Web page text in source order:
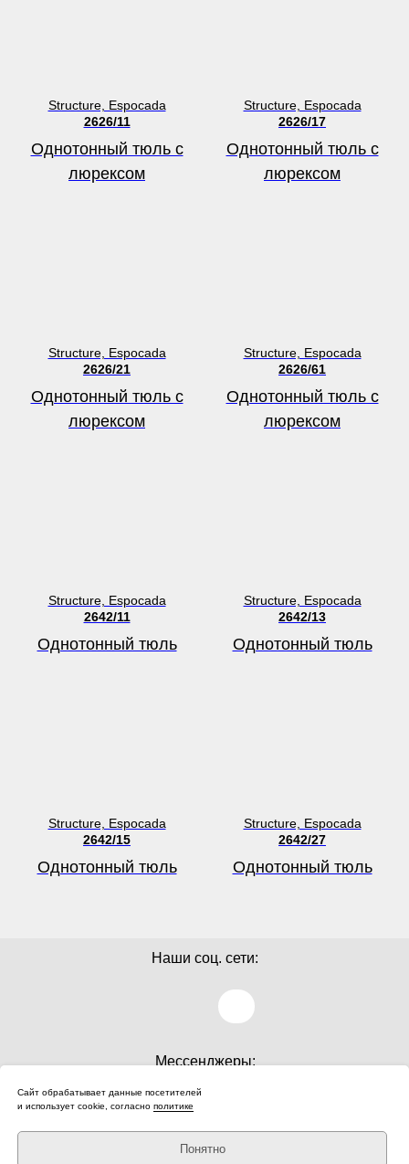
Structure, Espocada
2626/11
Однотонный тюль с
люрексом
Structure, Espocada
2626/17
Однотонный тюль с
люрексом
Structure, Espocada
2626/21
Однотонный тюль с
люрексом
Structure, Espocada
2626/61
Однотонный тюль с
люрексом
Structure, Espocada
2642/11
Однотонный тюль
Structure, Espocada
2642/13
Однотонный тюль
Structure, Espocada
2642/15
Однотонный тюль
Structure, Espocada
2642/27
Однотонный тюль
Сайт обрабатывает данные посетителей
и использует cookie, согласно политике
Понятно
Наши соц. сети:
Мессенджеры: